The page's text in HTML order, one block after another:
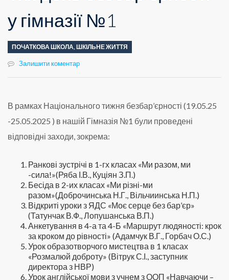
у гімназії №1
ПОЧАТКОВА ШКОЛА,ШКІЛЬНЕ ЖИТТЯ
Залишити коментар
В рамках Національного тижня безбар’єрності (19.05.25
-25.05.2025 ) в нашій Гімназія №1 були проведені
відповідні заходи, зокрема:
Ранкові зустрічі в 1-гх класах «Ми разом, ми
-сила!»(Ряба І.В., Куціян З.П.)
Бесіда в 2-их класах «Ми різні-ми
разом»(Доброчинська Н.Г., Вільчиинська Н.П.)
Відкриті уроки з ЯДС «Моє серце без бар’єр»
(Татунчак В.Ф., Лопушанська В.П.)
Анкетування в 4-а та 4-Б «Маршрут людяності: крок
за кроком до рівності» (Адамчук В.Г., Горбач О.С.)
Урок образотворчого мистецтва в 1 класах
«Розмалюй доброту» (Вітрук С.І., заступник
директора з НВР)
Урок англійської мови з учнем з ООП «Навчаючи –